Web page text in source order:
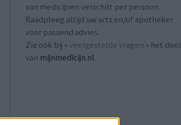
van medicijnen verschilt per persoon.
Raadpleeg altijd uw arts en/of apotheker
voor passend advies.
Zie ook bij « veelgestelde vragen » het doel
van mijnmedicijn.nl.